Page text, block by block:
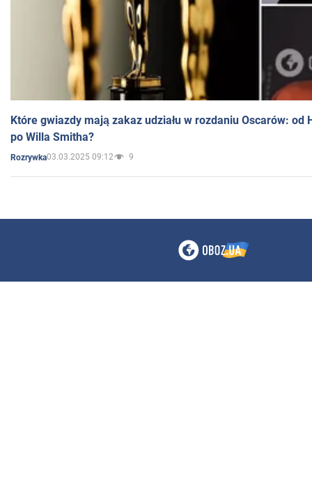
Które gwiazdy mają zakaz udziału w rozdaniu Oscarów: od
po Willa Smitha?
Rozrywka03.03.2025 09:12 9